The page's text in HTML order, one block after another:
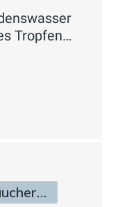
Tropfen
Verbraucherinfos